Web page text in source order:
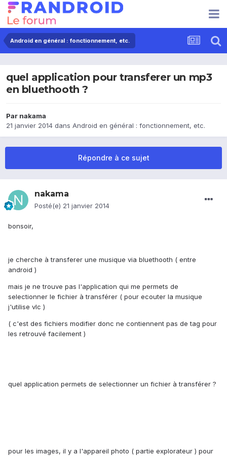
Android en général : fonctionnement, etc.
quel application pour transferer un mp3
en bluethooth ?
Par nakama
21 janvier 2014 dans Android en général : fonctionnement, etc.
Répondre à ce sujet
nakama
Posté(e) 21 janvier 2014
bonsoir,
je cherche à transferer une musique via bluethooth ( entre
android )
mais je ne trouve pas l'application qui me permets de
selectionner le fichier à transférer ( pour ecouter la musique
j'utilise vlc )
( c'est des fichiers modifier donc ne contiennent pas de tag pour
les retrouvé facilement )
quel application permets de selectionner un fichier à transférer ?
pour les images, il y a l'appareil photo ( partie explorateur ) pour